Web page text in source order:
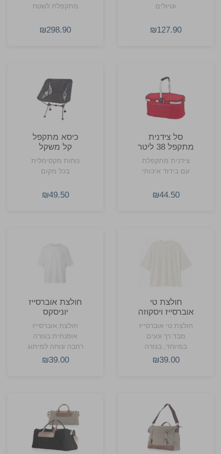
וטיולים
₪127.90
מתקפלת לשטח
₪298.90
סל צידנית
מתקפל 38 ליטר
צידנית מתקפלת
עם בידוד איכותי
₪44.50
כיסא מתקפל
קל משקל
נוחות מקסימלית
בכל מקום
₪49.50
חולצת טי
אוברסייז ויסקוזה
חולצת טי אוברסייז
מבד רך ונעים
במיוחד, בגזרה
רחבה ואופנתית
₪39.00
חולצת אוברסייז
יוניסקס
חולצת אוברסייז
אופנתית בגזרה
רחבה ונוחה למיתוג
והדפסה.
₪39.00